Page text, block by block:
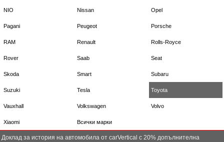
NIO Nissan Opel
Pagani Peugeot Porsche
RAM Renault Rolls-Royce
Rover Saab Seat
Skoda Smart Subaru
Suzuki Tesla Toyota
Vauxhall Volkswagen Volvo
Xiaomi Всички марки
Доклад за история на автомобила от carVertical с 20% допълнителна